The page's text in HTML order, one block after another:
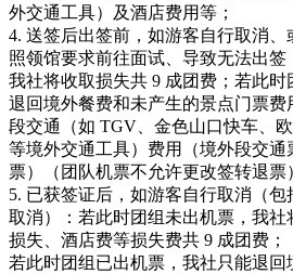
外交通工具）及酒店费用等；
4. 送签后出签前，如游客自行取消
照领馆要求前往面试、导致无法出签
我社将收取损失共 9 成团费；若此
退回境外餐费和未产生的景点门票
段交通（如 TGV、金色山口快车、
等境外交通工具）费用（境外段交通
票）（团队机票不允许更改签转退票
5. 已获签证后，如游客自行取消（
取消）：若此时团组未出机票，我
损失、酒店费等损失费共 9 成团费；
若此时团组已出机票，我社只能退